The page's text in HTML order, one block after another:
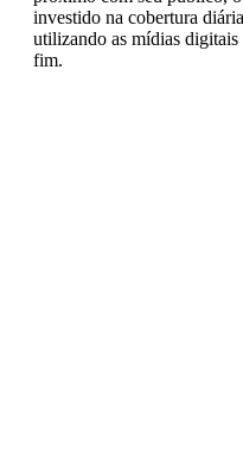
investido na cobertura
utilizando as mídias digitais
fim.